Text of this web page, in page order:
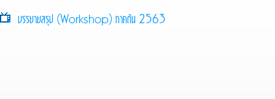
บรรยายสรุป (Workshop) ภาคต้น 2563